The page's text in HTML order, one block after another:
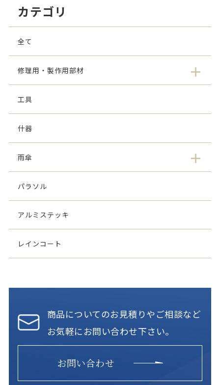
カテゴリ
全て
修理用・製作用部材
工具
什器
雨傘
パラソル
アルミステッキ
レインコート
商品についてのお見積りやご相談など
お気軽にお問い合わせ下さい。
お問い合わせ